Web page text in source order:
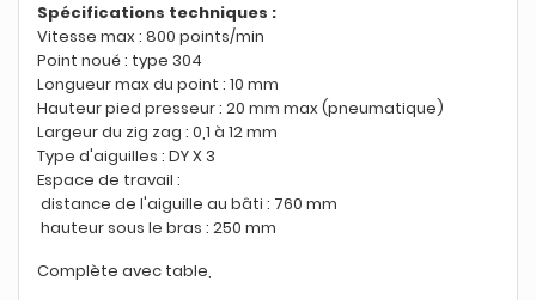
Spécifications techniques :
Vitesse max : 800 points/min
Point noué : type 304
Longueur max du point : 10 mm
Hauteur pied presseur : 20 mm max (pneumatique)
Largeur du zig zag : 0,1 à 12 mm
Type d'aiguilles : DY X 3
Espace de travail :
distance de l'aiguille au bâti : 760 mm
hauteur sous le bras : 250 mm
Complète avec table,